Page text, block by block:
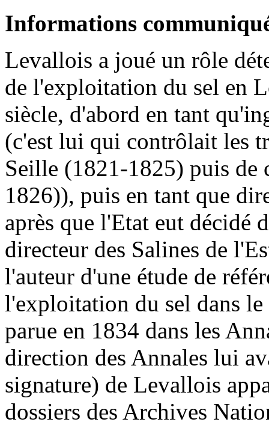
Informations
Levallois a joué un rôle
de l'exploitation du sel en
siècle, d'abord en tant
(c'est lui qui contrôlait les
Seille (1821-1825) puis de
1826)), puis en tant que
après que l'Etat eut décidé
directeur des Salines de
l'auteur d'une étude de
l'exploitation du sel dans
parue en 1834 dans les
direction des Annales lui
signature) de Levallois
dossiers des Archives